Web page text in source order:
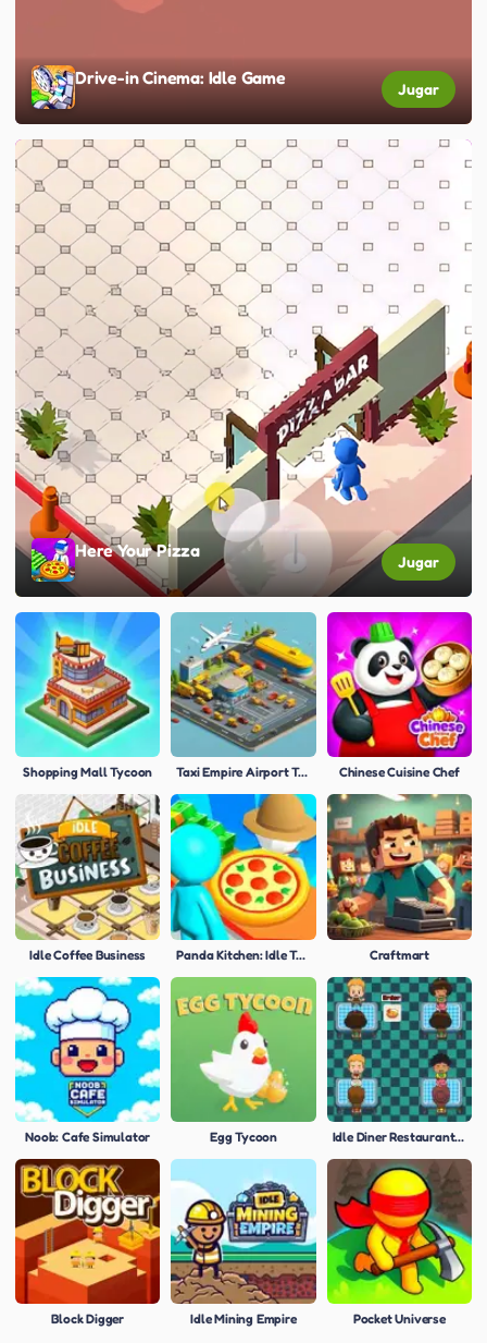
Drive-in Cinema: Idle Game
Jugar
Here Your Pizza
Jugar
Shopping Mall Tycoon Taxi Empire Airport Tycoon Chinese Cuisine Chef
Idle Coffee Business Panda Kitchen: Idle Tycoon Craftmart
Noob: Cafe Simulator Egg Tycoon Idle Diner Restaurant Game
Block Digger Idle Mining Empire Pocket Universe